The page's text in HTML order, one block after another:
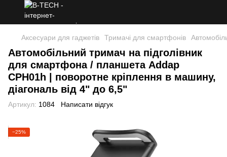
Аксесуари для гаджетів Тримачі для смартфонів
Автомобільний тримач на підголівник
для смартфона / планшета Addap
CPH01h | поворотне кріплення в машину,
діагональ від 4" до 6,5"
Артикул: 1084 Написати відгук
−25%